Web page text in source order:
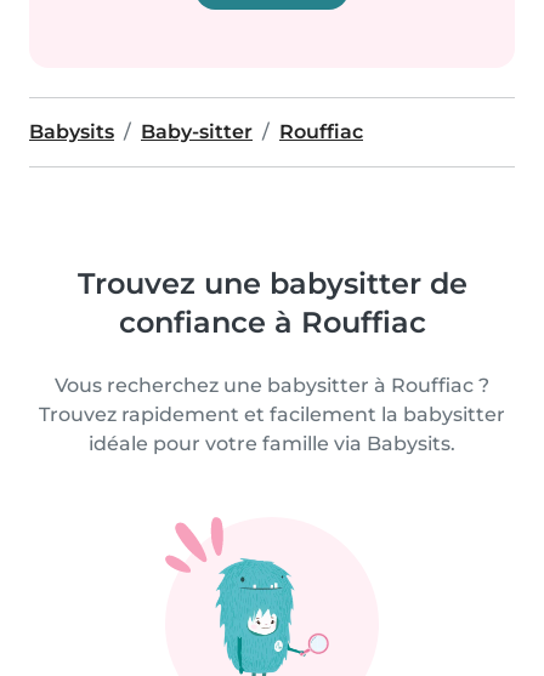
Babysits Baby-sitter Rouffiac
Trouvez une babysitter de
confiance à Rouffiac
Vous recherchez une babysitter à Rouffiac ?
Trouvez rapidement et facilement la babysitter
idéale pour votre famille via Babysits.